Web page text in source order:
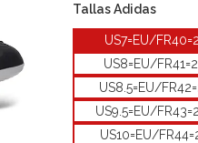
Tallas Adidas
US7=EU/
US8=EU/
US8.5=EU/
US9.5=EU/
US10=EU/